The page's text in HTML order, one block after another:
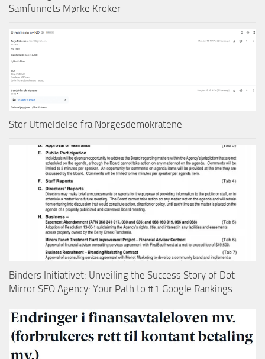
Samfunnets Mørke Kroker
Stor Utmeldelse fra Norgesdemokratene
Binders Initiativet: Unveiling the Success Story of Dot
Mirror SEO Agency: Your Path to #1 Google Rankings